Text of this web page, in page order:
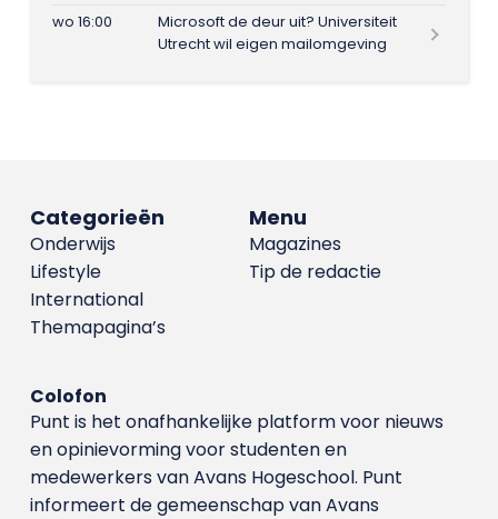
wo 16:00
Microsoft de deur uit? Universiteit
Utrecht wil eigen mailomgeving
Menu
Magazines
Tip de redactie
Categorieën
Onderwijs
Lifestyle
International
Themapagina’s
Colofon
Punt is het onafhankelijke platform voor nieuws
en opinievorming voor studenten en
medewerkers van Avans Hoge­school. Punt
informeert de gemeenschap van Avans